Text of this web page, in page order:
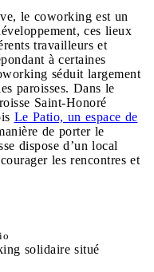
le coworking est un
ces lieux
travailleurs et
à certaines
séduit largement
paroisses. Dans le
Saint-Honoré
Le Patio, un espace de
de porter le
dispose d’un local
les rencontres et
solidaire situé